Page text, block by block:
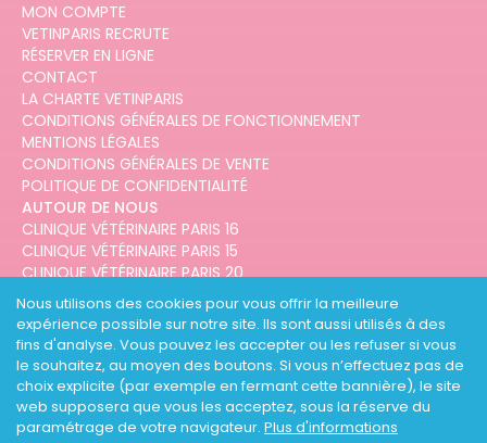
Nous utilisons des cookies pour vous offrir la meilleure
expérience possible sur notre site. Ils sont aussi utilisés à des
fins d'analyse. Vous pouvez les accepter ou les refuser si vous
le souhaitez, au moyen des boutons. Si vous n’effectuez pas de
choix explicite (par exemple en fermant cette bannière), le site
web supposera que vous les acceptez, sous la réserve du
paramétrage de votre navigateur. Plus d'informations
MON COMPTE
VETINPARIS RECRUTE
RÉSERVER EN LIGNE
CONTACT
LA CHARTE VETINPARIS
CONDITIONS GÉNÉRALES DE FONCTIONNEMENT
MENTIONS LÉGALES
CONDITIONS GÉNÉRALES DE VENTE
POLITIQUE DE CONFIDENTIALITÉ
AUTOUR DE NOUS
CLINIQUE VÉTÉRINAIRE PARIS 16
CLINIQUE VÉTÉRINAIRE PARIS 15
CLINIQUE VÉTÉRINAIRE PARIS 20
CLINIQUE VÉTÉRINAIRE PARIS 12
CLINIQUE VÉTÉRINAIRE PARIS 10
CLINIQUE VÉTÉRINAIRE PARIS 3